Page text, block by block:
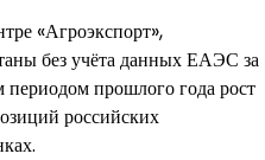
«Агроэкспорт»,
без учёта данных ЕАЭС за
прошлого года рост
российских